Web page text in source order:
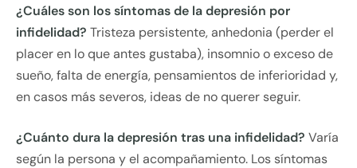
¿Cuáles son los síntomas de la depresión por
infidelidad? Tristeza persistente, anhedonia (perder el
placer en lo que antes gustaba), insomnio o exceso de
sueño, falta de energía, pensamientos de inferioridad y,
en casos más severos, ideas de no querer seguir.
¿Cuánto dura la depresión tras una infidelidad? Varía
según la persona y el acompañamiento. Los síntomas